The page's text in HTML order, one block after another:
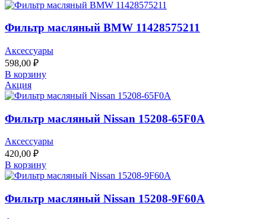
Фильтр масляный BMW 11428575211
Аксессуары
598,00 ₽
В корзину
Акция
Фильтр масляный Nissan 15208-65F0A
Аксессуары
420,00 ₽
В корзину
Фильтр масляный Nissan 15208-9F60A